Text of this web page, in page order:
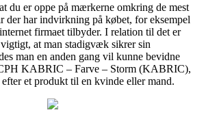
du er oppe på mærkerne omkring de mest
der har indvirkning på købet, for eksempel
firmaet tilbyder. I relation til det er
vigtigt, at man stadigvæk sikrer sin
man en anden gang vil kunne bevidne
KABRIC – Farve – Storm (KABRIC),
et produkt til en kvinde eller mand.